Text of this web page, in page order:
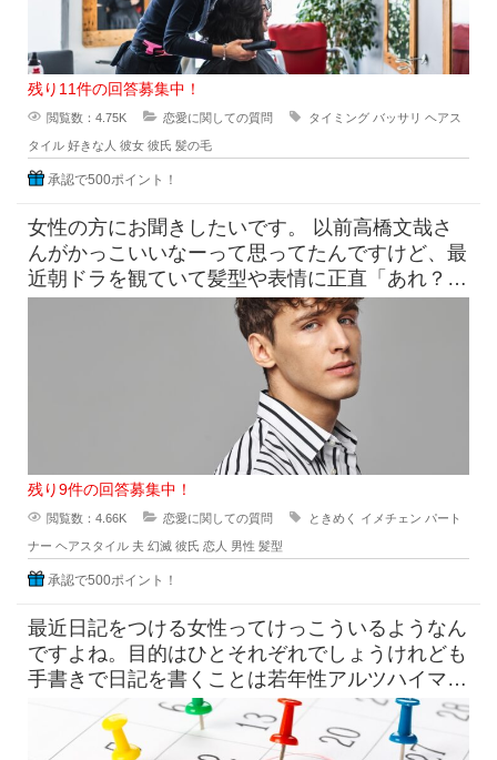
残り11件の回答募集中！
閲覧数：4.75K 恋愛に関しての質問 タイミング バッサリ ヘアス
タイル 好きな人 彼女 彼氏 髪の毛
承認で500ポイント！
女性の方にお聞きしたいです。 以前高橋文哉さ
んがかっこいいなーって思ってたんですけど、最
近朝ドラを観ていて髪型や表情に正直「あれ？こ
んなんだっけ？」みたいにな
残り9件の回答募集中！
閲覧数：4.66K 恋愛に関しての質問 ときめく イメチェン パート
ナー ヘアスタイル 夫 幻滅 彼氏 恋人 男性 髪型
承認で500ポイント！
最近日記をつける女性ってけっこういるようなん
ですよね。目的はひとそれぞれでしょうけれども
手書きで日記を書くことは若年性アルツハイマー
にも効果はすこしくらいは貢献